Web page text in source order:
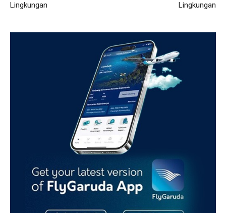
Lingkungan
Lingkungan